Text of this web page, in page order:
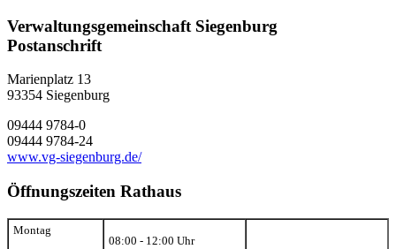
Verwaltungsgemeinschaft Siegenburg
Postanschrift
Marienplatz 13
93354 Siegenburg
09444 9784-0
09444 9784-24
www.vg-siegenburg.de/
Öffnungszeiten Rathaus
Montag
08:00 - 12:00 Uhr